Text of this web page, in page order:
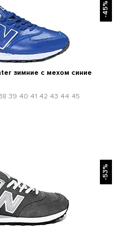
-45%
зимние с мехом синие
39 40 41 42 43 44 45
-53%